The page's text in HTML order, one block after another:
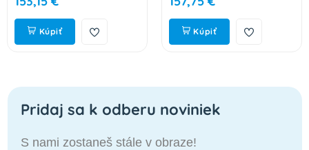
Kúpiť Kúpiť
Pridaj sa k odberu noviniek
S nami zostaneš stále v obraze!